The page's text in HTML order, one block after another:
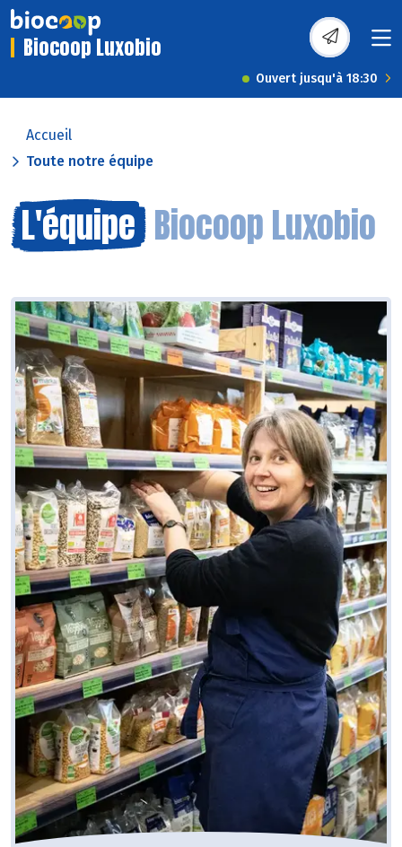
Biocoop Luxobio
Ouvert jusqu'à 18:30
Accueil
Toute notre équipe
L'équipe Biocoop Luxobio